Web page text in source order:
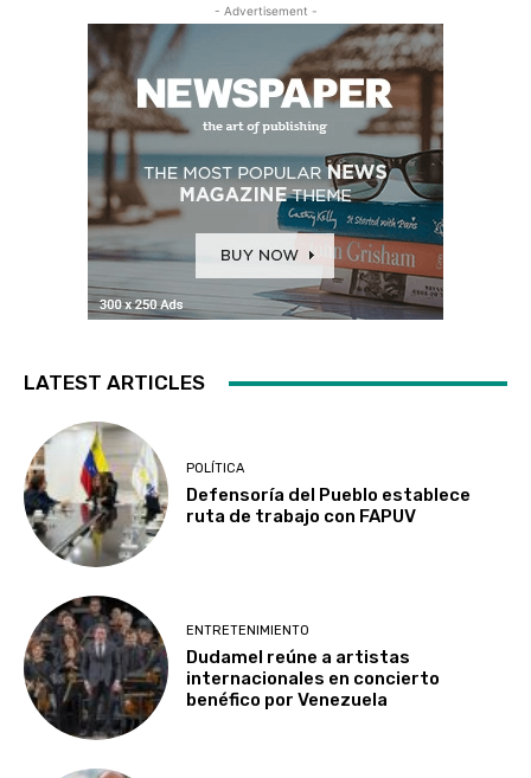
- Advertisement -
LATEST ARTICLES
POLÍTICA
Defensoría del Pueblo establece
ruta de trabajo con FAPUV
ENTRETENIMIENTO
Dudamel reúne a artistas
internacionales en concierto
benéfico por Venezuela